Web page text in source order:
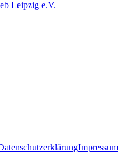
Leipzig e.V.
Impressum